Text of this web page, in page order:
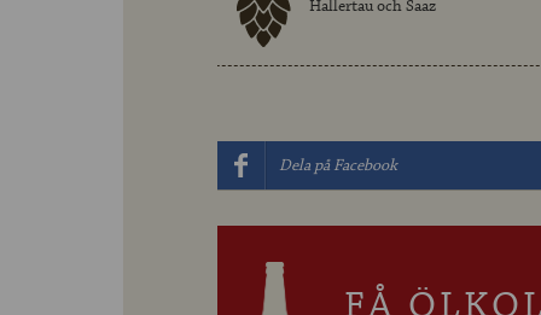
Hallertau och Saaz
Dela på Facebook